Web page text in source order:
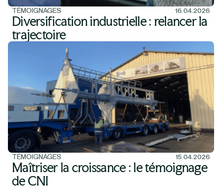
TÉMOIGNAGES 16.04.2026
Diversification industrielle : relancer la
trajectoire
TÉMOIGNAGES 15.04.2026
Maîtriser la croissance : le témoignage
de CNI